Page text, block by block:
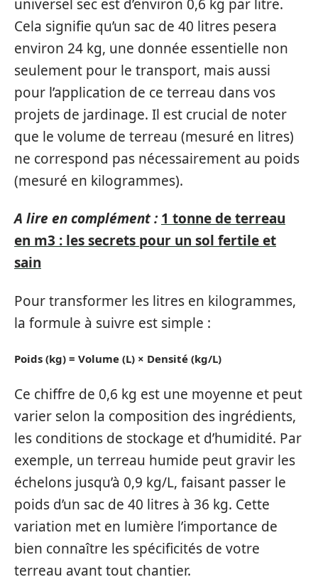
universel sec est d’environ 0,6 kg par litre.
Cela signifie qu’un sac de 40 litres pesera
environ 24 kg, une donnée essentielle non
seulement pour le transport, mais aussi
pour l’application de ce terreau dans vos
projets de jardinage. Il est crucial de noter
que le volume de terreau (mesuré en litres)
ne correspond pas nécessairement au poids
(mesuré en kilogrammes).
A lire en complément : 1 tonne de terreau
en m3 : les secrets pour un sol fertile et
sain
Pour transformer les litres en kilogrammes,
la formule à suivre est simple :
Poids (kg) = Volume (L) × Densité (kg/L)
Ce chiffre de 0,6 kg est une moyenne et peut
varier selon la composition des ingrédients,
les conditions de stockage et d’humidité. Par
exemple, un terreau humide peut gravir les
échelons jusqu’à 0,9 kg/L, faisant passer le
poids d’un sac de 40 litres à 36 kg. Cette
variation met en lumière l’importance de
bien connaître les spécificités de votre
terreau avant tout chantier.